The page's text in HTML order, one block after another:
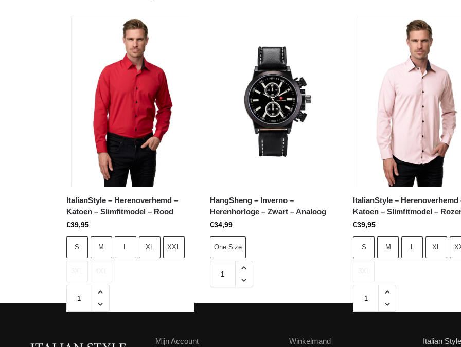
ItalianStyle – Herenoverhemd –
Katoen – Slimfitmodel – Rood
€39,95
S M L XL XXL
HangSheng – Inverno –
Herenhorloge – Zwart – Analoog
€34,99
One Size
ItalianStyle – Herenoverhemd
Katoen – Slimfitmodel –
€39,95
S M L XL
Mijn Account Winkelmand Italian